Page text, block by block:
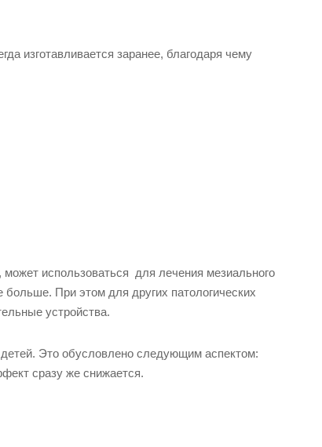
изготавливается заранее, благодаря чему
использоваться для лечения мезиального
При этом для других патологических
устройства.
Это обусловлено следующим аспектом:
сразу же снижается.